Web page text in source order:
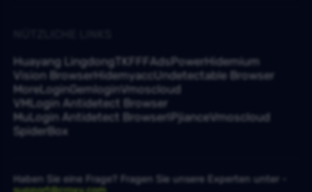
Huayang Lingdong TKFFF AdsPowerHidemium
Vision BrowserHidemyaccUndetectable Browser
MoreLoginGemlogin Vmoscloud
VMLogin Antidetect Browser
MuLogin Antidetect BrowserIPjianceVmoscloud
SpiderBox
Haben Sie eine Frage? Fragen Sie unsere Experten unter -